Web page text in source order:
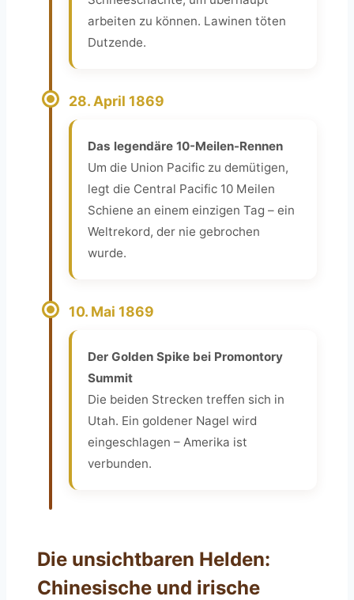
arbeiten zu können. Lawinen töten
Dutzende.
28. April 1869
Das legendäre 10-Meilen-Rennen
Um die Union Pacific zu demütigen,
legt die Central Pacific 10 Meilen
Schiene an einem einzigen Tag – ein
Weltrekord, der nie gebrochen
wurde.
10. Mai 1869
Der Golden Spike bei Promontory
Summit
Die beiden Strecken treffen sich in
Utah. Ein goldener Nagel wird
eingeschlagen – Amerika ist
verbunden.
Die unsichtbaren Helden:
Chinesische und irische